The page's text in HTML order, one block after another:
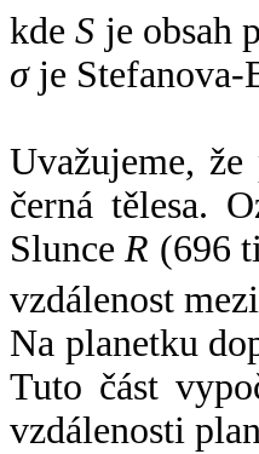
kdeS je obsah
σje Stefanova-
Uvažujeme,
černá tělesa.
SlunceR (696
vzdálenost
Na planetku
Tuto část
vzdálenosti